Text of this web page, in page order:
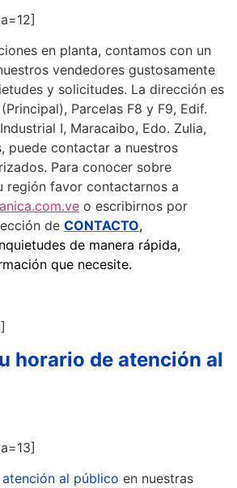
en planta, contamos con un
vendedores gustosamente
y solicitudes. La dirección es
Parcelas F8 y F9, Edif.
I, Maracaibo, Edo. Zulia,
puede contactar a nuestros
Para conocer sobre
región favor contactarnos a
o escribirnos por
de CONTACTO,
de manera rápida,
que necesite.
horario de atención al
al público en nuestras